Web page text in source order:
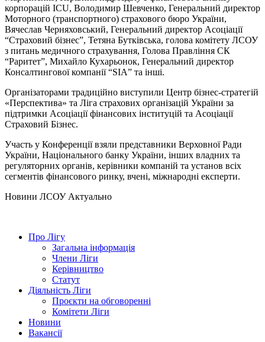
корпорацій ICU, Володимир Шевченко, Генеральний директор
Моторного (транспортного) страхового бюро України,
Вячеслав Черняховський, Генеральний директор Асоціації
“Страховий бізнес”, Тетяна Бутківська, голова комітету ЛСОУ
з питань медичного страхування, Голова Правління СК
“Раритет”, Михайло Кухарьонок, Генеральний директор
Консалтингової компанії “SIA” та інші.
Організаторами традиційно виступили Центр бiзнес-стратегiй
«Перспектива» та Ліга страхових організацій України за
підтримки Асоціації фінансових інституцій та Асоціації
Страховий Бізнес.
Участь у Конференції взяли представники Верховної Ради
України, Національного банку України, інших владних та
регуляторних органів, керівники компаній та установ всіх
сегментів фінансового ринку, вчені, міжнародні експерти.
Hовини ЛСОУ Актуально
Про Лігу
Загальна інформація
Члени Ліги
Керівництво
Статут
Діяльність Ліги
Проєкти на обговоренні
Комітети Ліги
Новини
Вакансії